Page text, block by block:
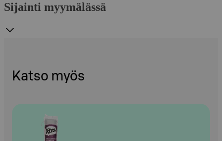
Sijainti myymälässä
Katso myös